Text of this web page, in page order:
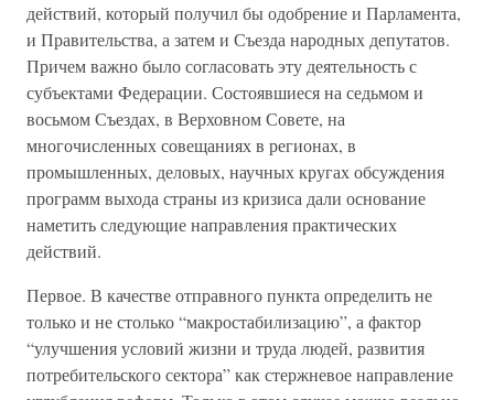
действий, который получил бы одобрение и Парламента,
и Правительства, а затем и Съезда народных депутатов.
Причем важно было согласовать эту деятельность с
субъектами Федерации. Состоявшиеся на седьмом и
восьмом Съездах, в Верховном Совете, на
многочисленных совещаниях в регионах, в
промышленных, деловых, научных кругах обсуждения
программ выхода страны из кризиса дали основание
наметить следующие направления практических
действий.
Первое. В качестве отправного пункта определить не
только и не столько “макростабилизацию”, а фактор
“улучшения условий жизни и труда людей, развития
потребительского сектора” как стержневое направление